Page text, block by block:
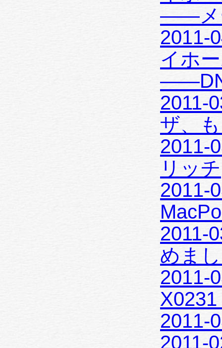
——メ
2011-
イホ
2011-
ザ、
2011-
リッチ
2011-
2011-
めま
2011-
2011-
2011-